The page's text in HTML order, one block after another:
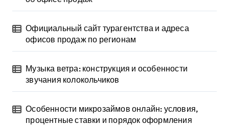
Официальный сайт турагентства и адреса
офисов продаж по регионам
Музыка ветра: конструкция и особенности
звучания колокольчиков
Особенности микрозаймов онлайн: условия,
процентные ставки и порядок оформления